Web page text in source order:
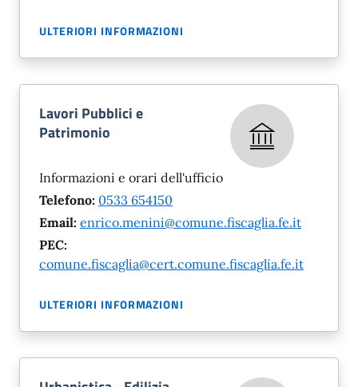
ULTERIORI INFORMAZIONI
Lavori Pubblici e
Patrimonio
Informazioni e orari dell'ufficio
Telefono: 0533 654150
Email: enrico.menini@comune.fiscaglia.fe.it
PEC:
comune.fiscaglia@cert.comune.fiscaglia.fe.it
ULTERIORI INFORMAZIONI